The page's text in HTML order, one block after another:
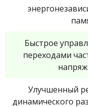
Быстрое
переходами
Улучшенный
динамического